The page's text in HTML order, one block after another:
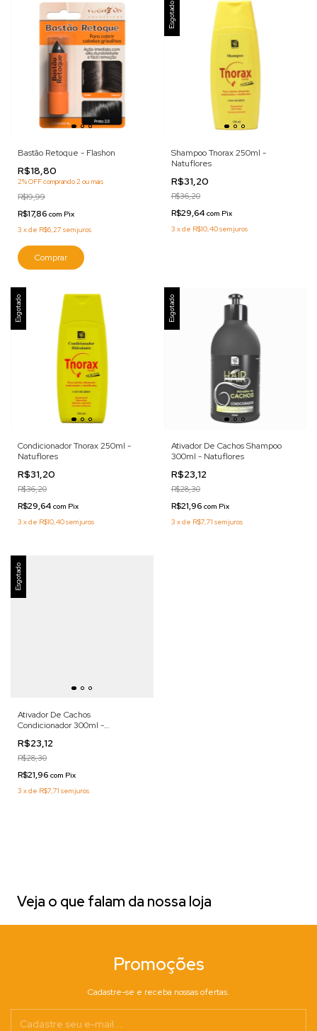
Bastão Retoque - Flashon
R$18,80
2% OFFcomprando 2 ou mais
R$19,99
R$17,86 com Pix
3 xde R$6,27 sem juros
Comprar
Esgotado
Shampoo Tnorax 250ml -
Natuflores
R$31,20
R$36,20
R$29,64 com Pix
3 xde R$10,40sem juros
Esgotado
Condicionador Tnorax 250ml -
Natuflores
R$31,20
R$36,20
R$29,64 com Pix
3 xde R$10,40sem juros
Esgotado
Ativador De Cachos Shampoo
300ml - Natuflores
R$23,12
R$28,30
R$21,96 com Pix
3 xde R$7,71 sem juros
Esgotado
Ativador De Cachos
Condicionador 300ml -
R$23,12
R$28,30
R$21,96 com Pix
3 xde R$7,71 sem juros
Veja o que falam da nossa loja
Promoções
Cadastre-se e receba nossas ofertas.